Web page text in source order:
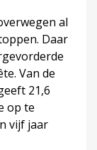
al
Daar
Van de
21,6
op te
vijf jaar